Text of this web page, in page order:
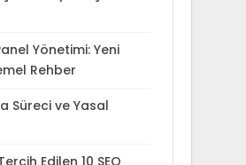
Yönetimi: Yeni
Rehber
Süreci ve Yasal
Edilen 10 SEO